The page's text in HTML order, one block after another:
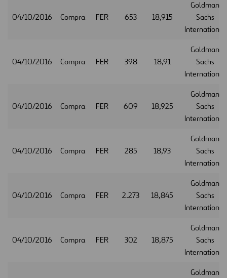
04/10/2016 Compra FER 653 18,915
Goldman
Sachs
International
04/10/2016 Compra FER 398 18,91
Goldman
Sachs
International
04/10/2016 Compra FER 609 18,925
Goldman
Sachs
International
04/10/2016 Compra FER 285 18,93
Goldman
Sachs
International
04/10/2016 Compra FER 2.273 18,845
Goldman
Sachs
International
04/10/2016 Compra FER 302 18,875
Goldman
Sachs
International
Goldman